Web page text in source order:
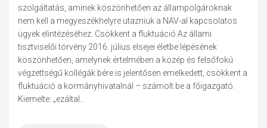
szolgáltatás, aminek köszönhetően az állampolgároknak
nem kell a megyeszékhelyre utazniuk a NAV-al kapcsolatos
ügyek elintézéséhez. Csökkent a fluktuáció Az állami
tisztviselői törvény 2016. július elsejei életbe lépésének
köszönhetően, amelynek értelmében a közép és felsőfokú
végzettségű kollégák bére is jelentősen emelkedett, csökkent a
fluktuáció a kormányhivatalnál – számolt be a főigazgató.
Kiemelte: „ezáltal...